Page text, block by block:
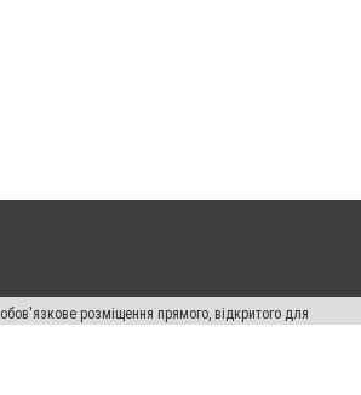
розміщення прямого, відкритого для